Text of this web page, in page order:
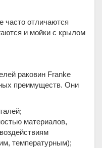
часто отличаются
и мойки с крылом
раковин Franke
преимуществ. Они
материалов,
температурным);